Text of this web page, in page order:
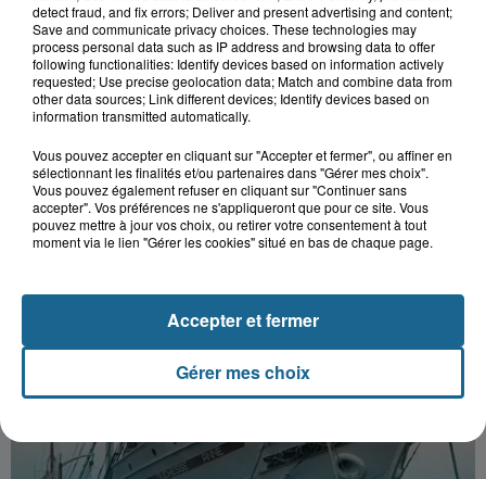
7 août 2026
Incendie à La Brasserie de Saint-Omer
: 80 personnes évacuées
detect fraud, and fix errors; Deliver and present advertising and content;
Save and communicate privacy choices. These technologies may
process personal data such as IP address and browsing data to offer
following functionalities: Identify devices based on information actively
requested; Use precise geolocation data; Match and combine data from
other data sources; Link different devices; Identify devices based on
information transmitted automatically.
Vous pouvez accepter en cliquant sur "Accepter et fermer", ou affiner en
sélectionnant les finalités et/ou partenaires dans "Gérer mes choix".
Vous pouvez également refuser en cliquant sur "Continuer sans
accepter". Vos préférences ne s'appliqueront que pour ce site. Vous
pouvez mettre à jour vos choix, ou retirer votre consentement à tout
moment via le lien "Gérer les cookies" situé en bas de chaque page.
Gérer mes choix
Accepter et fermer